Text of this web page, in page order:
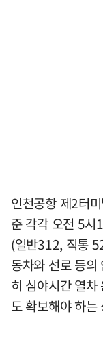
인천공항 제2터
준 각각 오전 5
(일반312, 직통
동차와 선로 등의
히 심야시간 열차
도 확보해야 하는